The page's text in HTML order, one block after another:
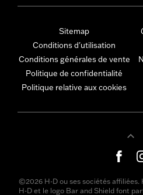
Sitemap
Conditions d'utilisation
Conditions générales de vente
Politique de confidentialité
Politique relative aux cookies
©2026 H-D ou ses sociétés affiliées.
H-D et le logo Bar and Shield font